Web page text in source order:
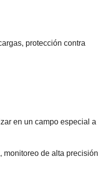
protección contra
en un campo especial a
monitoreo de alta precisión